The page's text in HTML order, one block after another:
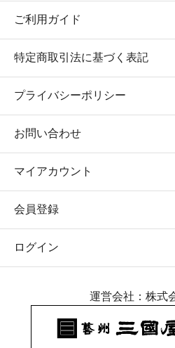
ご利用ガイド
特定商取引法に基づく表記
プライバシーポリシー
お問い合わせ
マイアカウント
会員登録
ログイン
運営会社：株式